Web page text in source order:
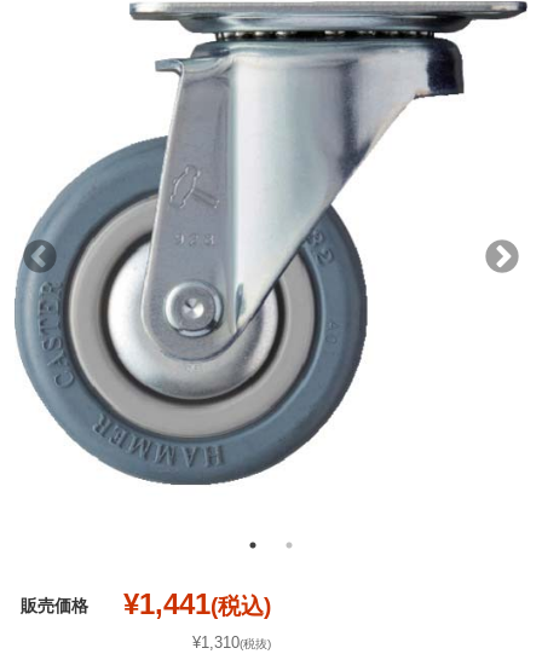
販売価格 ¥1,441(税込)
¥1,310(税抜)